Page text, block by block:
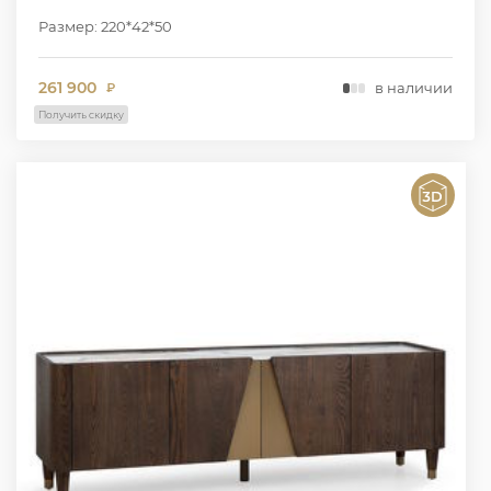
Размер: 220*42*50
261 900 ₽ в наличии
Получить скидку